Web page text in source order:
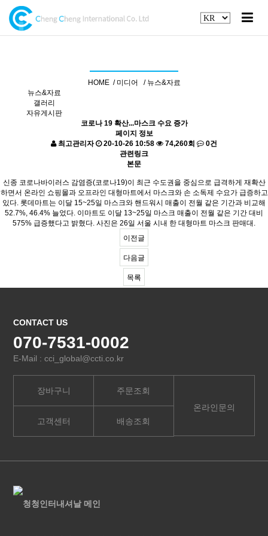
HOME / 미디어 / 뉴스&자료
뉴스&자료
갤러리
자유게시판
코로나 19 확산...마스크 수요 증가
페이지 정보
최고관리자
20-10-26 10:58 74,260회
0건
관련링크
본문
신종 코로나바이러스 감염증(코로나19)이 최근 수도권을 중심으로 급격하게 재확산
하면서 온라인 쇼핑몰과 오프라인 대형마트에서 마스크와 손 소독제 수요가 급증하고
있다. 롯데마트는 이달 15~25일 마스크와 핸드워시 매출이 전월 같은 기간과 비교해
52.7%, 46.4% 늘었다. 이마트도 이달 13~25일 마스크 매출이 전월 같은 기간 대비
575% 급증했다고 밝혔다. 사진은 26일 서울 시내 한 대형마트 마스크 판매대.
이전글
다음글
목록
CONTACT US
070-7531-0002
E-Mail : cci_global@ccti.co.kr
장바구니
고객센터
주문조회
배송조회
온라인문의